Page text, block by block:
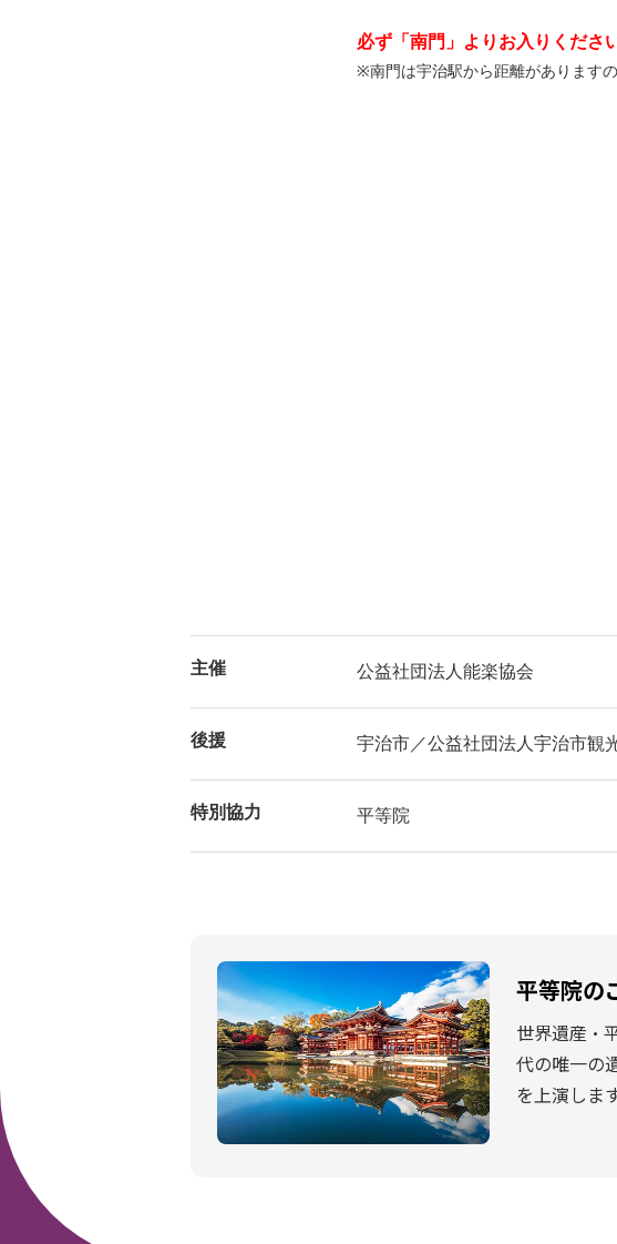
必ず「南門」よりお入りください
※南門は宇治駅から距離があります
主催 公益社団法人能楽協会
後援 宇治市／公益社団法人宇治市観
特別協力 平等院
平等院の
世界遺産・
代の唯一の
を上演します